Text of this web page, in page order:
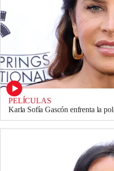
PELÍCULAS
Karla Sofía Gascón enfrenta la